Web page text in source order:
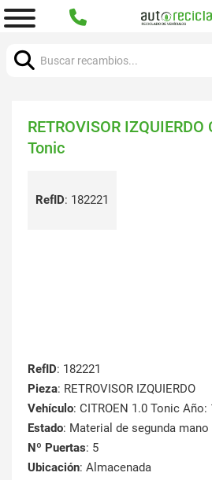
RETROVISOR
Tonic
RefID: 182221
RefID: 182221
Pieza: RETROVISOR IZQUIERDO
Vehículo: CITROEN 1.0 Tonic Año:
Estado: Material de segunda mano
Nº Puertas: 5
Ubicación: Almacenada